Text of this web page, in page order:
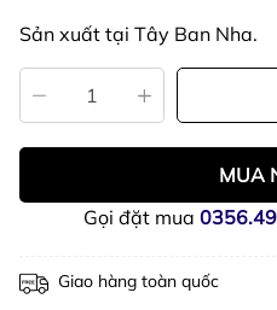
Sản xuất tại Tây Ban Nha.
MUA
Gọi đặt mua
Giao hàng toàn quốc